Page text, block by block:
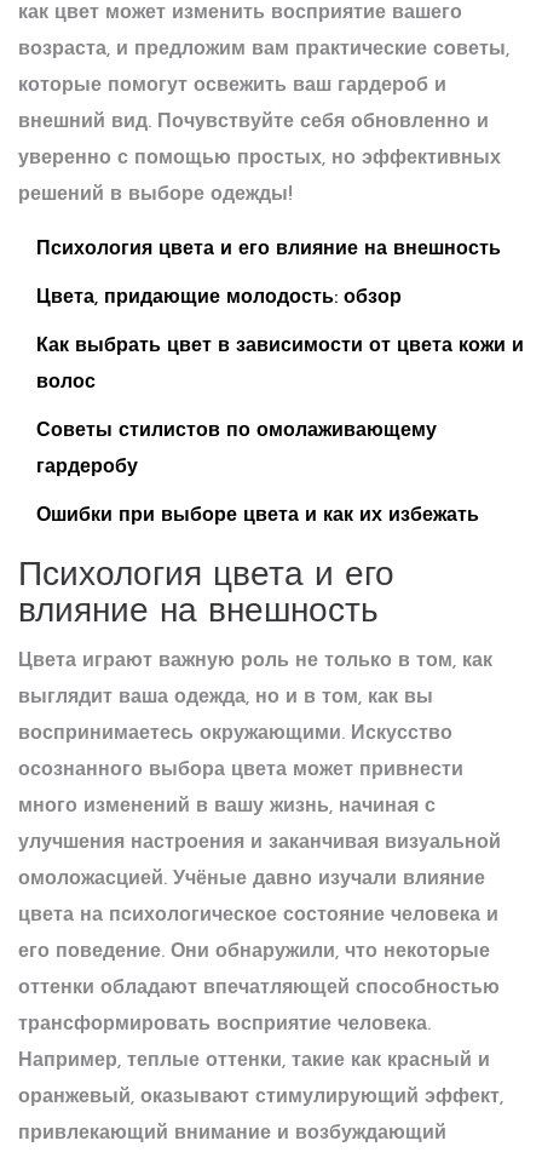
как цвет может изменить восприятие вашего
возраста, и предложим вам практические советы,
которые помогут освежить ваш гардероб и
внешний вид. Почувствуйте себя обновленно и
уверенно с помощью простых, но эффективных
решений в выборе одежды!
Психология цвета и его влияние на внешность
Цвета, придающие молодость: обзор
Как выбрать цвет в зависимости от цвета кожи и
волос
Советы стилистов по омолаживающему
гардеробу
Ошибки при выборе цвета и как их избежать
Психология цвета и его
влияние на внешность
Цвета играют важную роль не только в том, как
выглядит ваша одежда, но и в том, как вы
воспринимаетесь окружающими. Искусство
осознанного выбора цвета может привнести
много изменений в вашу жизнь, начиная с
улучшения настроения и заканчивая визуальной
омоложасцией. Учёные давно изучали влияние
цвета на психологическое состояние человека и
его поведение. Они обнаружили, что некоторые
оттенки обладают впечатляющей способностью
трансформировать восприятие человека.
Например, теплые оттенки, такие как красный и
оранжевый, оказывают стимулирующий эффект,
привлекающий внимание и возбуждающий